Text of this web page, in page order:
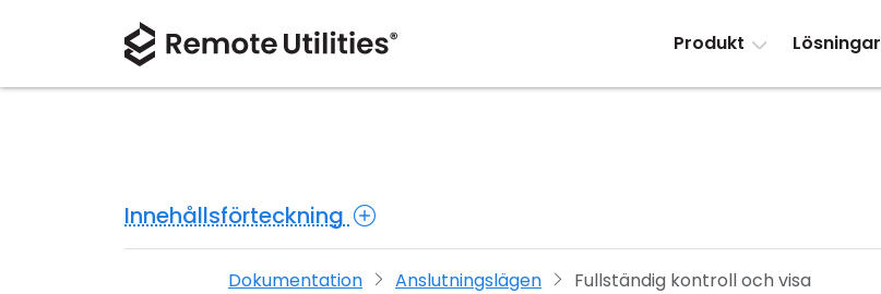
Produkt Lösningar
Innehållsförteckning
Dokumentation Anslutningslägen Fullständig kontroll och visa